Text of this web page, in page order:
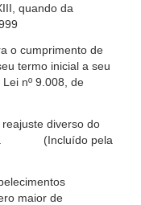
quando da
o cumprimento de
termo inicial a seu
nº 9.008, de
diverso do
(Incluído pela
maior de